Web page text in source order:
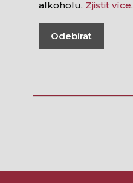
alkoholu. Zjistit více.
Odebírat